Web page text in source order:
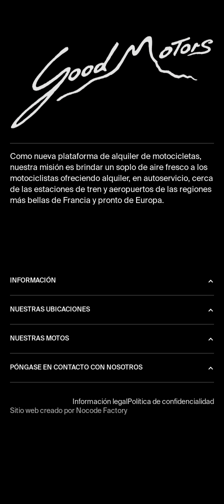
Como nueva plataforma de alquiler de motocicletas,
nuestra misión es brindar un soplo de aire fresco a los
motociclistas ofreciendo alquiler, en autoservicio, cerca
de las estaciones de tren y aeropuertos de las regiones
más bellas de Francia y pronto de Europa.
INFORMACIÓN
NUESTRAS UBICACIONES
NUESTRAS MOTOS
PÓNGASE EN CONTACTO CON NOSOTROS
Información legal Política de confidencialidad
Sitio web creado por Nocode Factory